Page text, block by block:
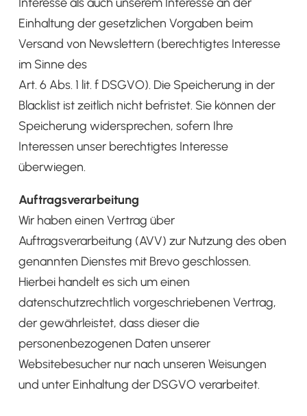
Einhaltung der gesetzlichen Vorgaben beim
Versand von Newslettern (berechtigtes Interesse
im Sinne des
Art. 6 Abs. 1 lit. f DSGVO). Die Speicherung in der
Blacklist ist zeitlich nicht befristet. Sie können der
Speicherung widersprechen, sofern Ihre
Interessen unser berechtigtes Interesse
überwiegen.
Auftragsverarbeitung
Wir haben einen Vertrag über
Auftragsverarbeitung (AVV) zur Nutzung des oben
genannten Dienstes mit Brevo geschlossen.
Hierbei handelt es sich um einen
datenschutzrechtlich vorgeschriebenen Vertrag,
der gewährleistet, dass dieser die
personenbezogenen Daten unserer
Websitebesucher nur nach unseren Weisungen
und unter Einhaltung der DSGVO verarbeitet.